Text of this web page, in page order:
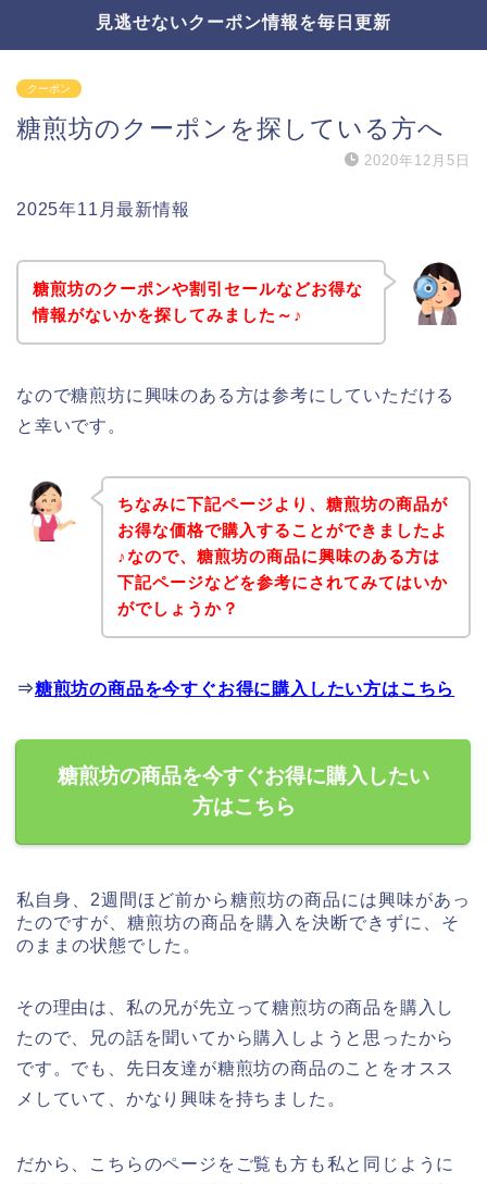
見逃せないクーポン情報を毎日更新
クーポン
糖煎坊のクーポンを探している方へ
2020年12月5日
2025年11月最新情報
糖煎坊のクーポンや割引セールなどお得な
情報がないかを探してみました～♪
なので糖煎坊に興味のある方は参考にしていただける
と幸いです。
ちなみに下記ページより、糖煎坊の商品が
お得な価格で購入することができましたよ
♪なので、糖煎坊の商品に興味のある方は
下記ページなどを参考にされてみてはいか
がでしょうか？
⇒糖煎坊の商品を今すぐお得に購入したい方はこちら
糖煎坊の商品を今すぐお得に購入したい
方はこちら
私自身、2週間ほど前から糖煎坊の商品には興味があっ
たのですが、糖煎坊の商品を購入を決断できずに、そ
のままの状態でした。
その理由は、私の兄が先立って糖煎坊の商品を購入し
たので、兄の話を聞いてから購入しようと思ったから
です。でも、先日友達が糖煎坊の商品のことをオスス
メしていて、かなり興味を持ちました。
だから、こちらのページをご覧も方も私と同じように